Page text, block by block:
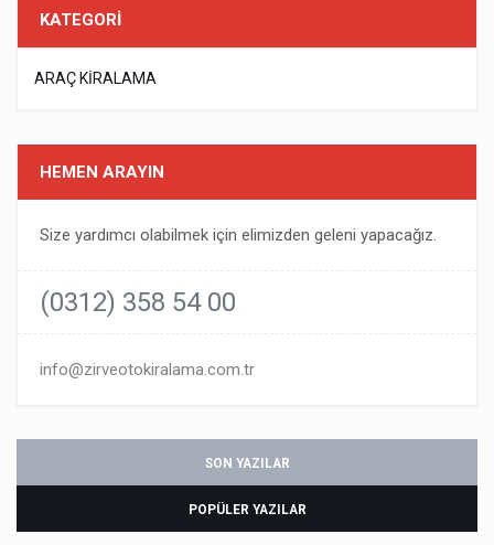
KATEGORİ
ARAÇ KIRALAMA
HEMEN ARAYIN
Size yardımcı olabilmek için elimizden geleni yapacağız.
(0312) 358 54 00
info@zirveotokiralama.com.tr
SON YAZILAR
POPÜLER YAZILAR